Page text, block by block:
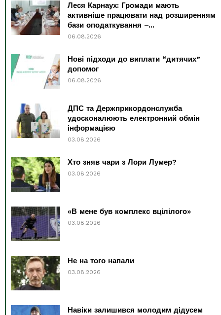
Леся Карнаух: Громади мають
активніше працювати над розширенням
бази оподаткування –...
06.08.2026
Нові підходи до виплати “дитячих”
допомог
06.08.2026
ДПС та Держприкордонслужба
удосконалюють електронний обмін
інформацією
03.08.2026
Хто зняв чари з Лори Лумер?
03.08.2026
«В мене був комплекс вцілілого»
03.08.2026
Не на того напали
03.08.2026
Навіки залишився молодим дідусем